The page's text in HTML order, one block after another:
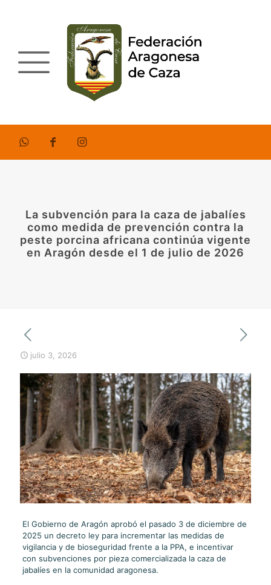
La subvención para la caza de jabalíes
como medida de prevención contra la
peste porcina africana continúa vigente
en Aragón desde el 1 de julio de 2026
julio 3, 2026
El Gobierno de Aragón aprobó el pasado 3 de diciembre de
2025 un decreto ley para incrementar las medidas de
vigilancia y de bioseguridad frente a la PPA, e incentivar
con subvenciones por pieza comercializada la caza de
jabalíes en la comunidad aragonesa.